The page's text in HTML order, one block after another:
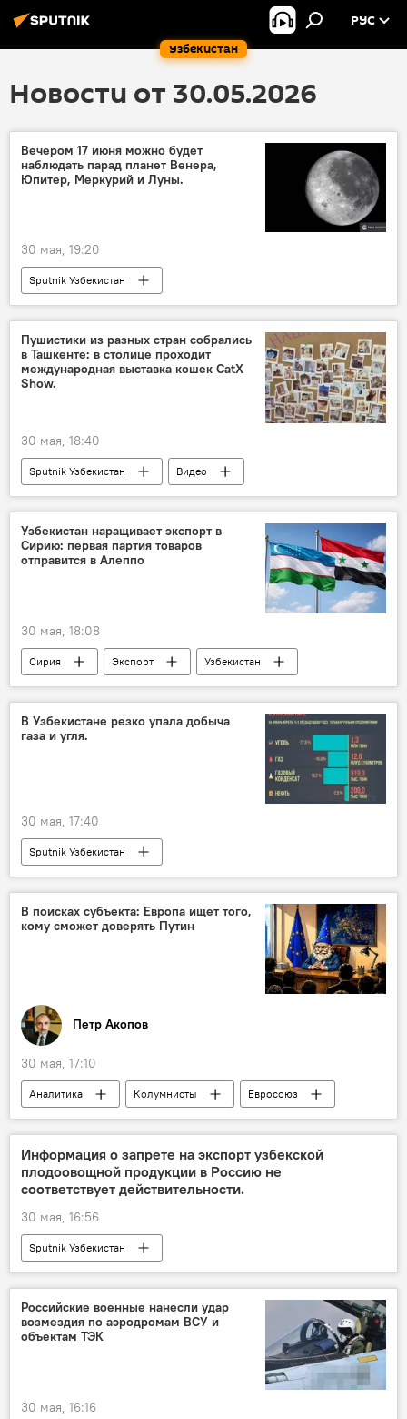
Узбекистан
РУС
Новости от 30.05.2026
Вечером 17 июня можно будет
наблюдать парад планет Венера,
Юпитер, Меркурий и Луны.
30 мая, 19:20
Sputnik Узбекистан
Пушистики из разных стран собрались
в Ташкенте: в столице проходит
международная выставка кошек CatX
Show.
30 мая, 18:40
Sputnik Узбекистан Видео
Узбекистан наращивает экспорт в
Сирию: первая партия товаров
отправится в Алеппо
30 мая, 18:08
Сирия Экспорт
Узбекистан
Торговля
торговый дом
Алеппо
товары
В Узбекистане резко упала добыча
газа и угля.
30 мая, 17:40
Sputnik Узбекистан
В поисках субъекта: Европа ищет того,
кому сможет доверять Путин
Петр Акопов
30 мая, 17:10
Аналитика Колумнисты
Евросоюз
Европа
Информация о запрете на экспорт узбекской
плодоовощной продукции в Россию не
соответствует действительности.
30 мая, 16:56
Sputnik Узбекистан
Российские военные нанесли удар
возмездия по аэродромам ВСУ и
объектам ТЭК
30 мая, 16:16